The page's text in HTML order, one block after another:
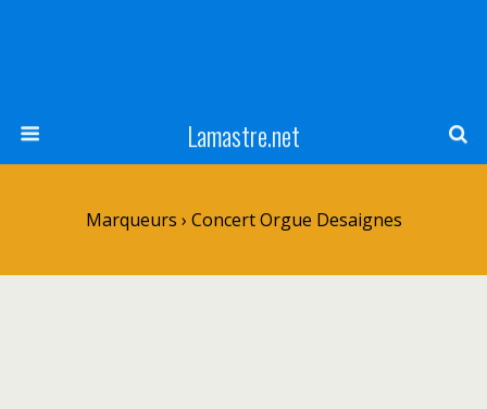
Lamastre.net
Marqueurs › Concert Orgue Desaignes